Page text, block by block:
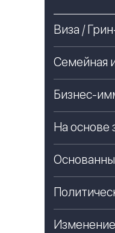
Виза /
Семейная
Бизнес-
На основе
Изменение